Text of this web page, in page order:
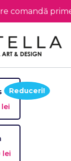
comandă
lei
lei
Reduceri!